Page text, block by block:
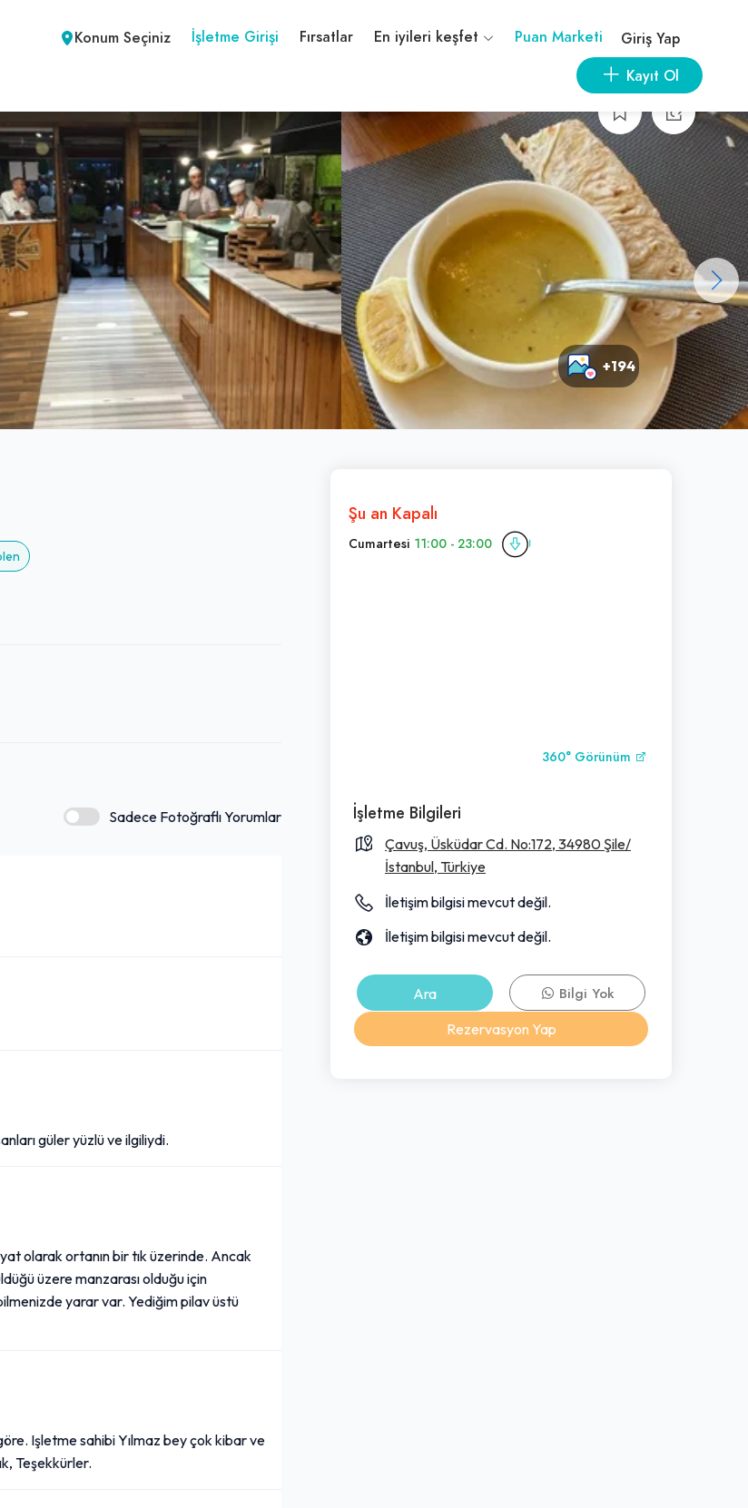
Konum Seçiniz İşletme Girişi Fırsatlar En iyileri keşfet Puan Marketi
Giriş Yap
Kayıt Ol
+194
Sadece Fotoğraflı Yorumlar
güler yüzlü ve ilgiliydi.
olarak ortanın bir tık üzerinde. Ancak
üzere manzarası olduğu için
yarar var. Yediğim pilav üstü
Işletme sahibi Yılmaz bey çok kibar ve
Teşekkürler.
Şu an Kapalı
Cumartesi 11:00 - 23:00
360° Görünüm
İşletme Bilgileri
Çavuş, Üsküdar Cd. No:172, 34980 Şile/
İstanbul, Türkiye
İletişim bilgisi mevcut değil.
İletişim bilgisi mevcut değil.
Ara
Bilgi Yok
Rezervasyon Yap